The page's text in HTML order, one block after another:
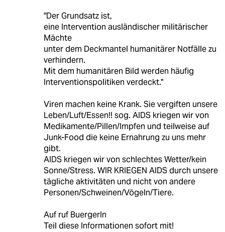
"Der Grundsatz ist,
eine Intervention ausländischer militärischer
Mächte
unter dem Deckmantel humanitärer Notfälle zu
verhindern.
Mit dem humanitären Bild werden häufig
Interventionspolitiken verdeckt."
Viren machen keine Krank. Sie vergiften unsere
Leben/Luft/Essen!! sog. AIDS kriegen wir von
Medikamente/Pillen/Impfen und teilweise auf
Junk-Food die keine Ernahrung zu uns mehr
gibt.
AIDS kriegen wir von schlechtes Wetter/kein
Sonne/Stress. WIR KRIEGEN AIDS durch unsere
tägliche aktivitäten und nicht von andere
Personen/Schweinen/Vögeln/Tiere.
Auf ruf BuergerIn
Teil diese Informationen sofort mit!